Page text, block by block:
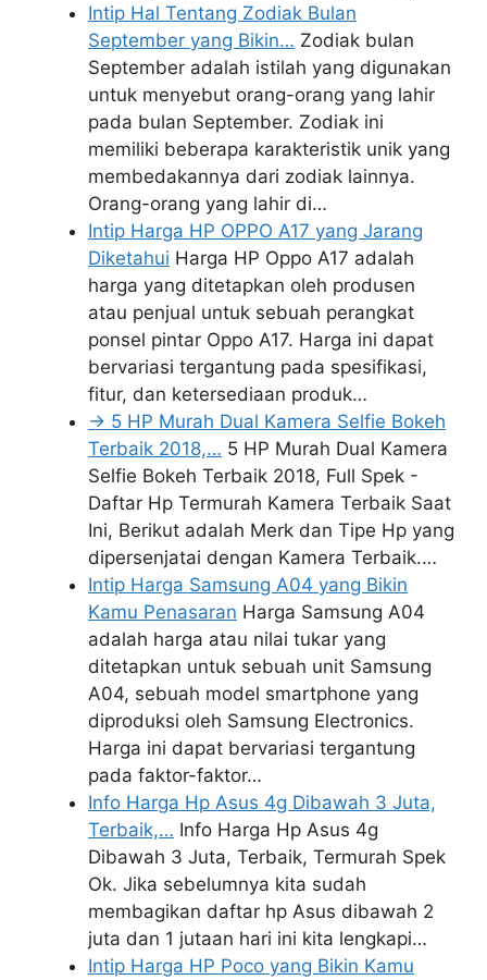
Intip Hal Tentang Zodiak Bulan
September yang Bikin… Zodiak bulan
September adalah istilah yang digunakan
untuk menyebut orang-orang yang lahir
pada bulan September. Zodiak ini
memiliki beberapa karakteristik unik yang
membedakannya dari zodiak lainnya.
Orang-orang yang lahir di…
Intip Harga HP OPPO A17 yang Jarang
Diketahui Harga HP Oppo A17 adalah
harga yang ditetapkan oleh produsen
atau penjual untuk sebuah perangkat
ponsel pintar Oppo A17. Harga ini dapat
bervariasi tergantung pada spesifikasi,
fitur, dan ketersediaan produk…
-> 5 HP Murah Dual Kamera Selfie Bokeh
Terbaik 2018,… 5 HP Murah Dual Kamera
Selfie Bokeh Terbaik 2018, Full Spek -
Daftar Hp Termurah Kamera Terbaik Saat
Ini, Berikut adalah Merk dan Tipe Hp yang
dipersenjatai dengan Kamera Terbaik.…
Intip Harga Samsung A04 yang Bikin
Kamu Penasaran Harga Samsung A04
adalah harga atau nilai tukar yang
ditetapkan untuk sebuah unit Samsung
A04, sebuah model smartphone yang
diproduksi oleh Samsung Electronics.
Harga ini dapat bervariasi tergantung
pada faktor-faktor…
Info Harga Hp Asus 4g Dibawah 3 Juta,
Terbaik,… Info Harga Hp Asus 4g
Dibawah 3 Juta, Terbaik, Termurah Spek
Ok. Jika sebelumnya kita sudah
membagikan daftar hp Asus dibawah 2
juta dan 1 jutaan hari ini kita lengkapi…
Intip Harga HP Poco yang Bikin Kamu